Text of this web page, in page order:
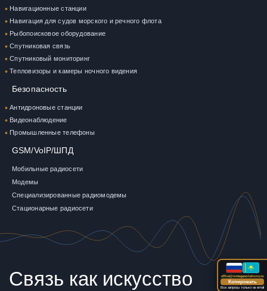
Навигационные станции
Навигация для судов морского и речного флота
Рыбопоисковое оборудование
Спутниковая связь
Спутниковый мониторинг
Тепловизоры и камеры ночного видения
Безопасность
Антидроновые станции
Видеонаблюдение
Промышленные телефоны
GSM/VoIP/ШПД
Мобильные радиосети
Модемы
Специализированные радиомодемы
Стационарные радиосети
Связь как искусство office@omegasolutions.ru
Копировать
Все запросы только на email